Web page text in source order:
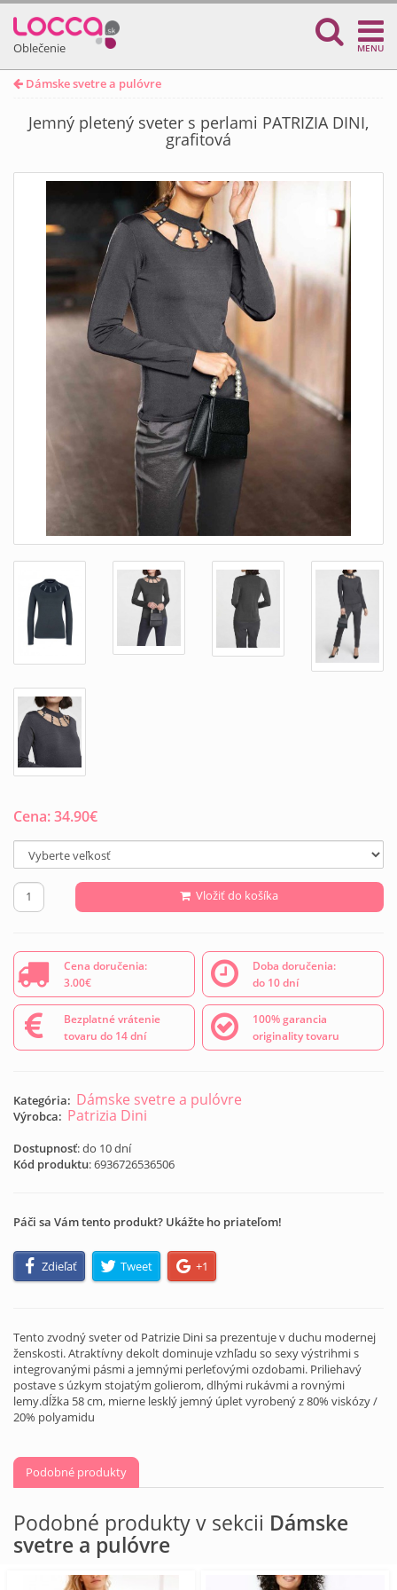
Oblečenie MENU
Dámske svetre a pulóvre
Jemný pletený sveter s perlami PATRIZIA DINI,
grafitová
Cena:34.90€
Vložiť do košíka
Cena doručenia:
3.00€
Doba doručenia:
do 10 dní
Bezplatné vrátenie
tovaru do 14 dní
100% garancia
originality tovaru
Kategória: Dámske svetre a pulóvre
Výrobca: Patrizia Dini
Dostupnosť: do 10 dní
Kód produktu:6936726536506
Páči sa Vám tento produkt? Ukážte ho priateľom!
Zdieľať Tweet +1
Tento zvodný sveter od Patrizie Dini sa prezentuje v duchu modernej
ženskosti. Atraktívny dekolt dominuje vzhľadu so sexy výstrihmi s
integrovanými pásmi a jemnými perleťovými ozdobami. Priliehavý
postave s úzkym stojatým golierom, dlhými rukávmi a rovnými
lemy.dĺžka 58 cm, mierne lesklý jemný úplet vyrobený z 80% viskózy /
20% polyamidu
Podobné produkty
Podobné produkty v sekcii Dámske
svetre a pulóvre